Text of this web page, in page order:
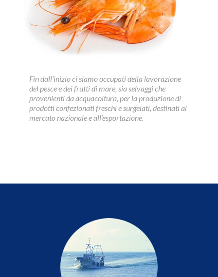
Fin dall’inizio ci siamo occupati della lavorazione
del pesce e dei frutti di mare, sia selvaggi che
provenienti da acquacoltura, per la produzione di
prodotti confezionati freschi e surgelati, destinati al
mercato nazionale e all’esportazione.